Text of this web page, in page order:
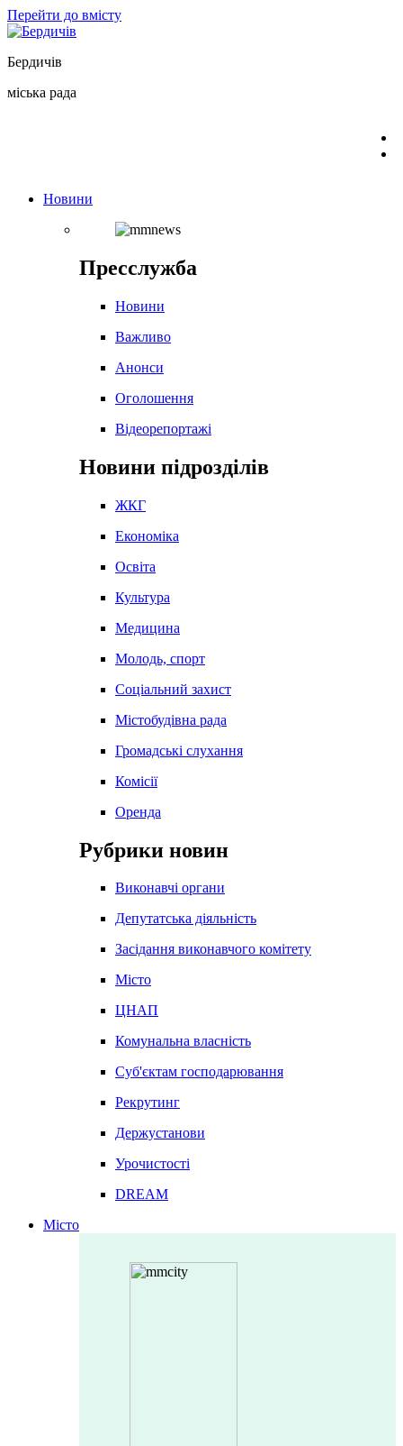
Перейти до вмісту
Бердичів
міська рада
Новини
Пресслужба
Новини
Важливо
Анонси
Оголошення
Відеорепортажі
Новини підрозділів
ЖКГ
Економіка
Освіта
Культура
Медицина
Молодь, спорт
Соціальний захист
Містобудівна рада
Громадські слухання
Комісії
Оренда
Рубрики новин
Виконавчі органи
Депутатська діяльність
Засідання виконавчого комітету
Місто
ЦНАП
Комунальна власність
Суб'єктам господарювання
Рекрутинг
Держустанови
Урочистості
DREAM
Місто